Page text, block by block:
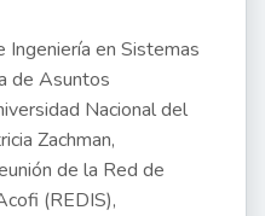
Ingeniería en Sistemas
de Asuntos
Nacional del
Zachman,
de la Red de
(REDIS),